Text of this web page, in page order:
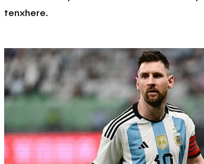
tenxhere.